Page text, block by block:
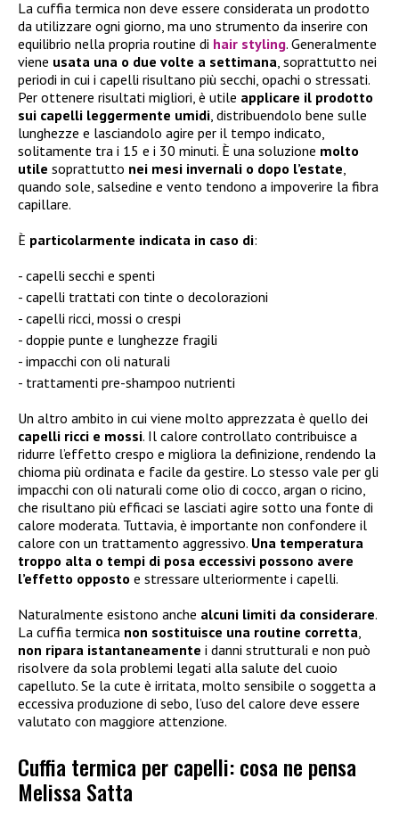
La cuffia termica non deve essere considerata un prodotto
da utilizzare ogni giorno, ma uno strumento da inserire con
equilibrio nella propria routine di hair styling. Generalmente
viene usata una o due volte a settimana, soprattutto nei
periodi in cui i capelli risultano più secchi, opachi o stressati.
Per ottenere risultati migliori, è utile applicare il prodotto
sui capelli leggermente umidi, distribuendolo bene sulle
lunghezze e lasciandolo agire per il tempo indicato,
solitamente tra i 15 e i 30 minuti. È una soluzione molto
utile soprattutto nei mesi invernali o dopo l’estate,
quando sole, salsedine e vento tendono a impoverire la fibra
capillare.
È particolarmente indicata in caso di:
capelli secchi e spenti
capelli trattati con tinte o decolorazioni
capelli ricci, mossi o crespi
doppie punte e lunghezze fragili
impacchi con oli naturali
trattamenti pre-shampoo nutrienti
Un altro ambito in cui viene molto apprezzata è quello dei
capelli ricci e mossi. Il calore controllato contribuisce a
ridurre l’effetto crespo e migliora la definizione, rendendo la
chioma più ordinata e facile da gestire. Lo stesso vale per gli
impacchi con oli naturali come olio di cocco, argan o ricino,
che risultano più efficaci se lasciati agire sotto una fonte di
calore moderata. Tuttavia, è importante non confondere il
calore con un trattamento aggressivo. Una temperatura
troppo alta o tempi di posa eccessivi possono avere
l’effetto opposto e stressare ulteriormente i capelli.
Naturalmente esistono anche alcuni limiti da considerare.
La cuffia termica non sostituisce una routine corretta,
non ripara istantaneamente i danni strutturali e non può
risolvere da sola problemi legati alla salute del cuoio
capelluto. Se la cute è irritata, molto sensibile o soggetta a
eccessiva produzione di sebo, l’uso del calore deve essere
valutato con maggiore attenzione.
Cuffia termica per capelli: cosa ne pensa
Melissa Satta